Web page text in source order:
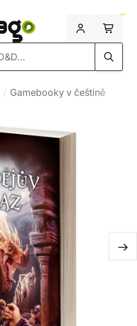
Gamebooky v češtině